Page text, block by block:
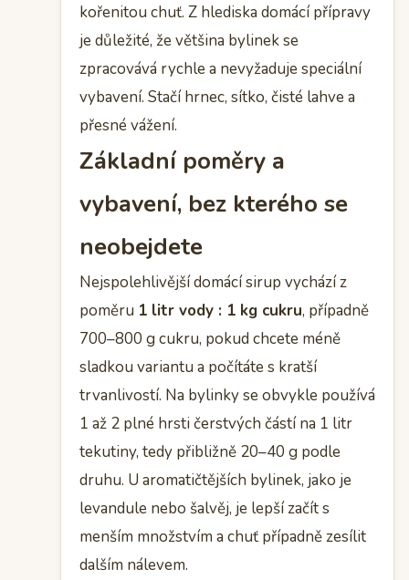
kořenitou chuť. Z hlediska domácí přípravy
je důležité, že většina bylinek se
zpracovává rychle a nevyžaduje speciální
vybavení. Stačí hrnec, sítko, čisté lahve a
přesné vážení.
Základní poměry a
vybavení, bez kterého se
neobejdete
Nejspolehlivější domácí sirup vychází z
poměru 1 litr vody : 1 kg cukru, případně
700–800 g cukru, pokud chcete méně
sladkou variantu a počítáte s kratší
trvanlivostí. Na bylinky se obvykle používá
1 až 2 plné hrsti čerstvých částí na 1 litr
tekutiny, tedy přibližně 20–40 g podle
druhu. U aromatičtějších bylinek, jako je
levandule nebo šalvěj, je lepší začít s
menším množstvím a chuť případně zesílit
dalším nálevem.